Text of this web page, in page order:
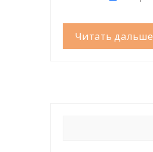
Читать дальше